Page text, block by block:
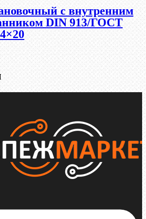
с внутренним
DIN 913/ГОСТ